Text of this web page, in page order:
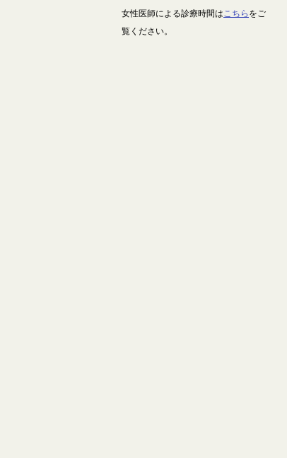
女性医師による診療時間はこちら をご
覧ください。